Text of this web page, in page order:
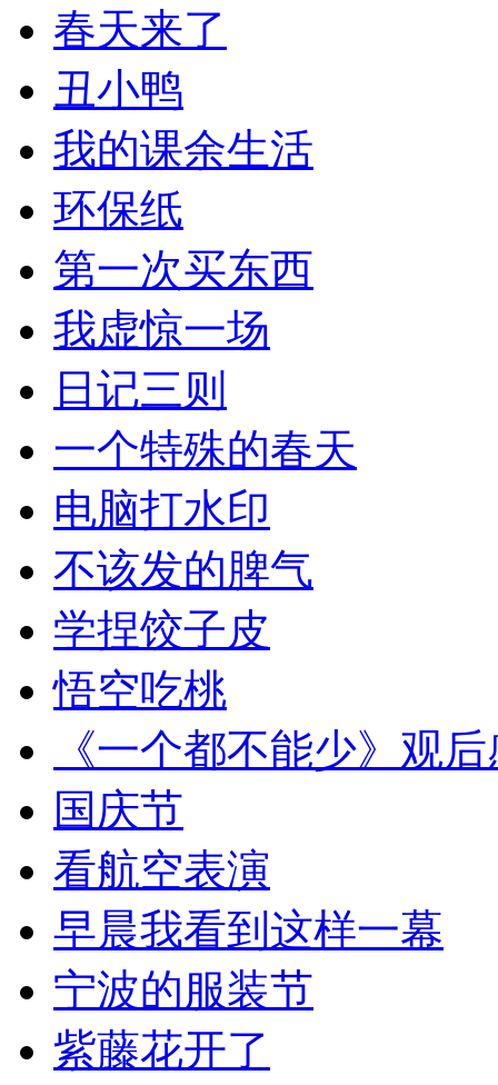
春天来了
丑小鸭
我的课余生活
环保纸
第一次买东西
我虚惊一场
日记三则
一个特殊的春天
电脑打水印
不该发的脾气
学捏饺子皮
悟空吃桃
《一个都不能少》观
国庆节
看航空表演
早晨我看到这样一幕
宁波的服装节
紫藤花开了